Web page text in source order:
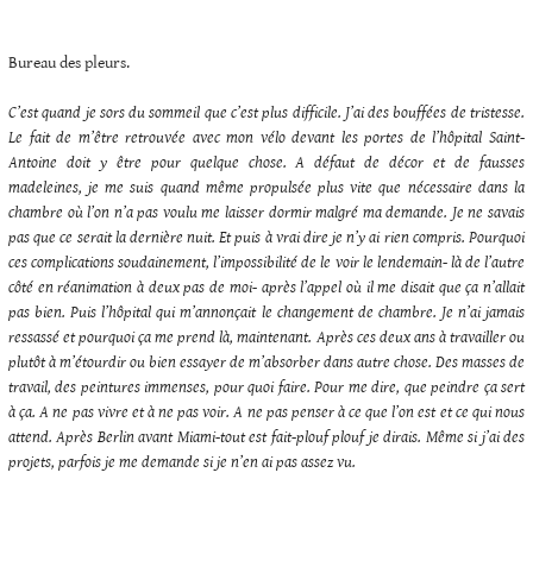
Bureau des pleurs.
C’est quand je sors du sommeil que c’est plus difficile. J’ai des bouffées de tristesse.
Le fait de m’être retrouvée avec mon vélo devant les portes de l’hôpital Saint-
Antoine doit y être pour quelque chose. A défaut de décor et de fausses
madeleines, je me suis quand même propulsée plus vite que nécessaire dans la
chambre où l’on n’a pas voulu me laisser dormir malgré ma demande. Je ne savais
pas que ce serait la dernière nuit. Et puis à vrai dire je n’y ai rien compris. Pourquoi
ces complications soudainement, l’impossibilité de le voir le lendemain- là de l’autre
côté en réanimation à deux pas de moi- après l’appel où il me disait que ça n’allait
pas bien. Puis l’hôpital qui m’annonçait le changement de chambre. Je n’ai jamais
ressassé et pourquoi ça me prend là, maintenant. Après ces deux ans à travailler ou
plutôt à m’étourdir ou bien essayer de m’absorber dans autre chose. Des masses de
travail, des peintures immenses, pour quoi faire. Pour me dire, que peindre ça sert
à ça. A ne pas vivre et à ne pas voir. A ne pas penser à ce que l’on est et ce qui nous
attend. Après Berlin avant Miami-tout est fait-plouf plouf je dirais. Même si j’ai des
projets, parfois je me demande si je n’en ai pas assez vu.